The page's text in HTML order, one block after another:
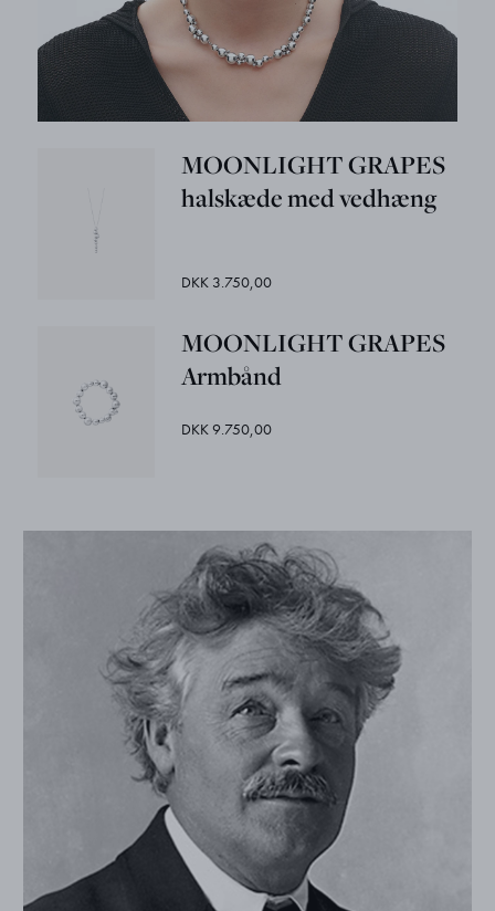
MOONLIGHT GRAPES
halskæde med vedhæng
DKK 3.750,00
MOONLIGHT GRAPES
Armbånd
DKK 9.750,00